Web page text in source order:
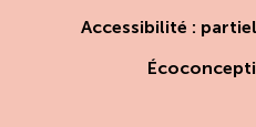
Accessibilité :